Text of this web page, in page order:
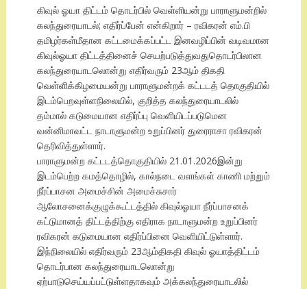
கிவுல் ஓயா திட்டம் தொடர்பில் வெள்ளியன்று பாராளுமன்றில்
கலந்துரையாடல்; எதிர்ப்பேன் என்கிறார் – ரவிகரன் எம்.பி
தமிழர்கள்மீதான கட்டமைக்கப்பட்ட இனவழிப்பின் வடிவமான
கிவுல்ஓயா திட்டத்தினைச் செயற்படுத்துவதுதொடர்பிலான
கலந்துரையாடலொன்று எதிர்வரும் 23ஆம் திகதி
வெள்ளிக்கிழமையன்று பாராளுமன்றக் கட்டடத் தொகுதியில்
இடம்பெறவுள்ளநிலையில், குறித்த கலந்துரையாடலில்
தம்மால் கடுமையான எதிர்ப்பு வெளியிடப்படுமென
வன்னிமாவட்ட நாடாளுமன்ற உறுப்பினர் துரைராசா ரவிகரன்
தெரிவித்துள்ளார்.
பாராளுமன்ற கட்டடத்தொகுதியில் 21.01.2026இன்று
இடம்பெற்ற கமத்தொழில், கால்நடை வளங்கள் காணி மற்றும்
நீர்ப்பாசன அமைச்சின் அமைச்சுசார்
ஆலோசனைக்குழுக்கூட்டத்தில் கிவுல்ஓயா நீர்ப்பாசனக்
கட்டுமானத் திட்டத்திற்கு எதிராக நாடாளுமன்ற உறுப்பினர்
ரவிகரன் கடுமையான எதிர்ப்பினை வெளியிட்டுள்ளார்.
இந்நிலையில் எதிர்வரும் 23ஆம்திகதி கிவுல் ஓயாத்திட்டம்
தொடர்பான கலந்துரையாடலொன்று
ஏற்பாடுசெய்யப்பட்டுள்ளதாகவும் அக்கலந்துரையாடலில்